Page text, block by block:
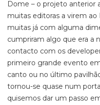
Dome – o projeto anterior
muitas editoras a virem ao
muitas já com alguma
cumpriram algo que era a
contacto com os
primeiro grande evento
canto ou no último
tornou-se quase num
quisemos dar um passo